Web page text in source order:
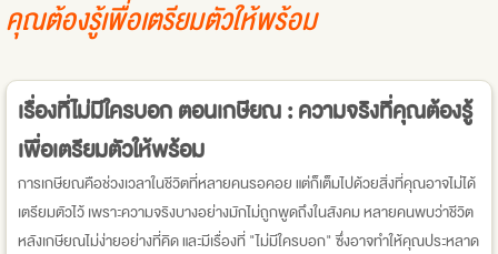
คุณต้องรู้เพื่อเตรียมตัวให้พร้อม
เรื่องที่ไม่มีใครบอก ตอนเกษียณ : ความจริงที่คุณต้องรู้
เพื่อเตรียมตัวให้พร้อม
การเกษียณคือช่วงเวลาในชีวิตที่หลายคนรอคอย แต่ก็เต็มไปด้วยสิ่งที่คุณอาจไม่ได้
เตรียมตัวไว้ เพราะความจริงบางอย่างมักไม่ถูกพูดถึงในสังคม หลายคนพบว่าชีวิต
หลังเกษียณไม่ง่ายอย่างที่คิด และมีเรื่องที่ "ไม่มีใครบอก" ซึ่งอาจทำให้คุณประหลาด